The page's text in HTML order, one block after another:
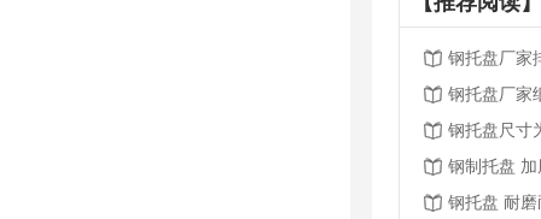
钢托盘厂家
钢托盘厂家
钢托盘尺寸
钢制托盘
钢托盘 耐